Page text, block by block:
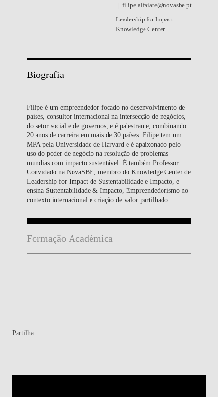
filipe.alfaiate@novasbe.pt
Leadership for Impact
Knowledge Center
Biografia
Filipe é um empreendedor focado no desenvolvimento de
países, consultor internacional na intersecção de negócios,
do setor social e de governos, e é palestrante, combinando
20 anos de carreira em mais de 30 países. Filipe tem um
MPA pela Universidade de Harvard e é apaixonado pelo
uso do poder de negócio na resolução de problemas
mundias com impacto sustentável. É também Professor
Convidado na NovaSBE, membro do Knowledge Center de
Leadership for Impact de Sustentabilidade e Impacto, e
ensina Sustentabilidade & Impacto, Empreendedorismo no
contexto internacional e criação de valor partilhado.
Formação Académica
Partilha